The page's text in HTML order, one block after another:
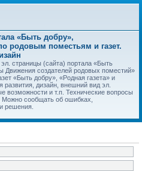
«Быть добру»,
родовым поместьям и газет.
страницы (сайта) портала «Быть
Движения создателей родовых поместий»
«Быть добру», «Родная газета» и
развития, дизайн, внешний вид эл.
возможности и т.п. Технические вопросы
сообщать об ошибках,
решения.